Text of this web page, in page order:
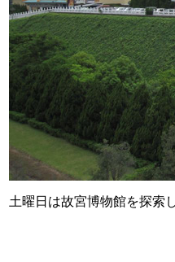
土曜日は故宮博物館を探索